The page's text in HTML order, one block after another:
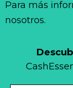
Para más
nosotros.